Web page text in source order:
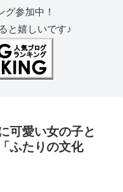
グ参加中！
と嬉しいです♪
可愛い女の子と
ふたりの文化